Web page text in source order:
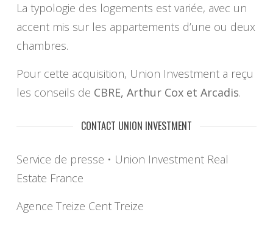
La typologie des logements est variée, avec un
accent mis sur les appartements d’une ou deux
chambres.
Pour cette acquisition, Union Investment a reçu
les conseils de CBRE, Arthur Cox et Arcadis.
CONTACT UNION INVESTMENT
Service de presse • Union Investment Real
Estate France
Agence Treize Cent Treize